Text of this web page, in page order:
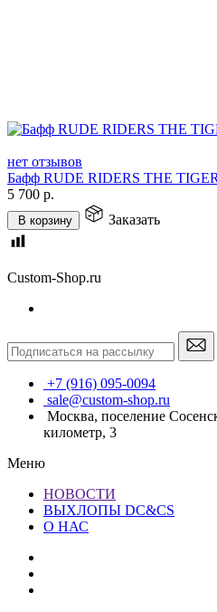
нет отзывов
Бафф RUDE RIDERS THE TIGER
5 700 р.
В корзину Заказать
Custom-Shop.ru
+7 (916) 095-0094
sale@custom-shop.ru
Москва, поселение
километр, 3
Меню
НОВОСТИ
ВЫХЛОПЫ DC&CS
О НАС